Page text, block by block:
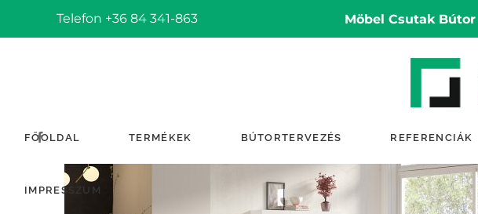
Telefon +36 84 341-863 Möbel Csutak Bútor
FŐOLDAL TERMÉKEK BÚTORTERVEZÉS REFERENCIÁK
IMPRESSZUM